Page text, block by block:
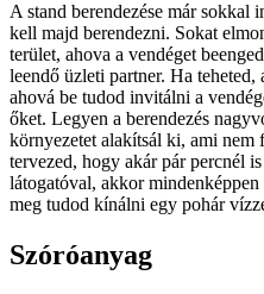
A stand berendezése már
kell majd berendezni. Sokat
terület, ahova a vendéget
leendő üzleti partner. Ha
ahová be tudod invitálni a
őket. Legyen a berendezés
környezetet alakítsál ki, ami nem
tervezed, hogy akár pár percnél
látogatóval, akkor mindenképpen
meg tudod kínálni egy pohár
Szóróanyag